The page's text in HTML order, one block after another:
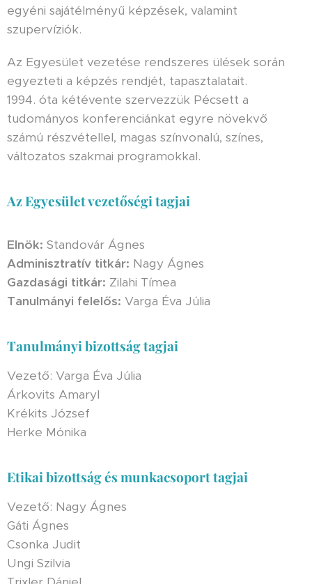
egyéni sajátélményű képzések, valamint
szupervíziók.
Az Egyesület vezetése rendszeres ülések során
egyezteti a képzés rendjét, tapasztalatait.
1994. óta kétévente szervezzük Pécsett a
tudományos konferenciánkat egyre növekvő
számú részvétellel, magas színvonalú, színes,
változatos szakmai programokkal.
Az Egyesület vezetőségi tagjai
Elnök: Standovár Ágnes
Adminisztratív titkár: Nagy Ágnes
Gazdasági titkár: Zilahi Tímea
Tanulmányi felelős: Varga Éva Júlia
Tanulmányi bizottság tagjai
Vezető: Varga Éva Júlia
Árkovits Amaryl
Krékits József
Herke Mónika
Etikai bizottság és munkacsoport tagjai
Vezető: Nagy Ágnes
Gáti Ágnes
Csonka Judit
Ungi Szilvia